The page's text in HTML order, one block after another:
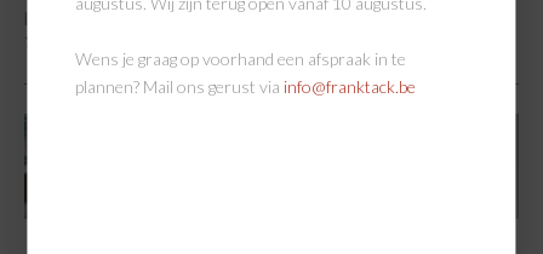
platteland
16/01/2025
Wens je graag op voorhand een afspraak in te
plannen? Mail ons gerust via info@franktack.be